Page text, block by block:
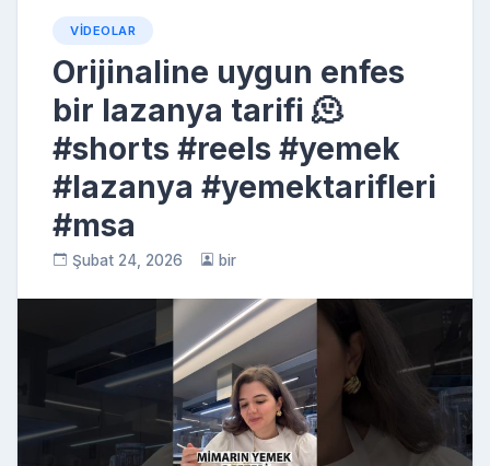
VIDEOLAR
Orijinaline uygun enfes
bir lazanya tarifi 🫠
#shorts #reels #yemek
#lazanya #yemektarifleri
#msa
Şubat 24, 2026 bir